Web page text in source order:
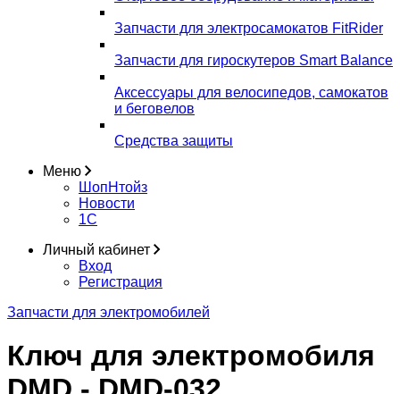
Запчасти для электросамокатов FitRider
Запчасти для гироскутеров Smart Balance
Аксессуары для велосипедов, самокатов
и беговелов
Средства защиты
Меню
ШопНтойз
Новости
1C
Личный кабинет
Вход
Регистрация
Запчасти для электромобилей
Ключ для электромобиля